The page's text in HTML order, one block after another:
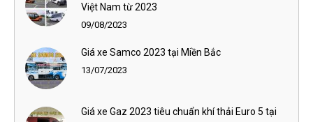
Việt Nam từ 2023
09/08/2023
Giá xe Samco 2023 tại Miền Bắc
13/07/2023
Giá xe Gaz 2023 tiêu chuẩn khí thải Euro 5 tại